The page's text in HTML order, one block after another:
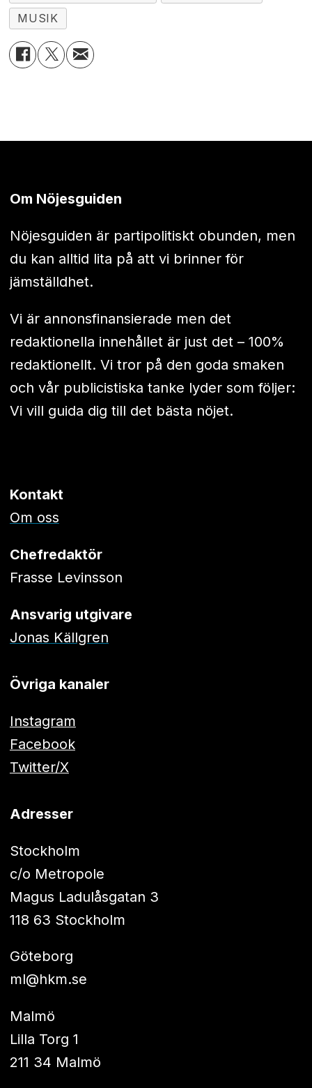
MUSIK
Om Nöjesguiden
Nöjesguiden är partipolitiskt obunden, men
du kan alltid lita på att vi brinner för
jämställdhet.
Vi är annonsfinansierade men det
redaktionella innehållet är just det – 100%
redaktionellt. Vi tror på den goda smaken
och vår publicistiska tanke lyder som följer:
Vi vill guida dig till det bästa nöjet.
Kontakt
Om oss
Chefredaktör
Frasse Levinsson
Ansvarig utgivare
Jonas Källgren
Övriga kanaler
Instagram
Facebook
Twitter/X
Adresser
Stockholm
c/o Metropole
Magus Ladulåsgatan 3
118 63 Stockholm
Göteborg
ml@hkm.se
Malmö
Lilla Torg 1
211 34 Malmö